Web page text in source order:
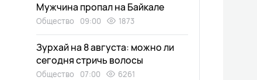
Мужчина пропал на Байкале
Общество 09:00 1873
Зурхай на 8 августа: можно ли
сегодня стричь волосы
Общество 07:00 6261